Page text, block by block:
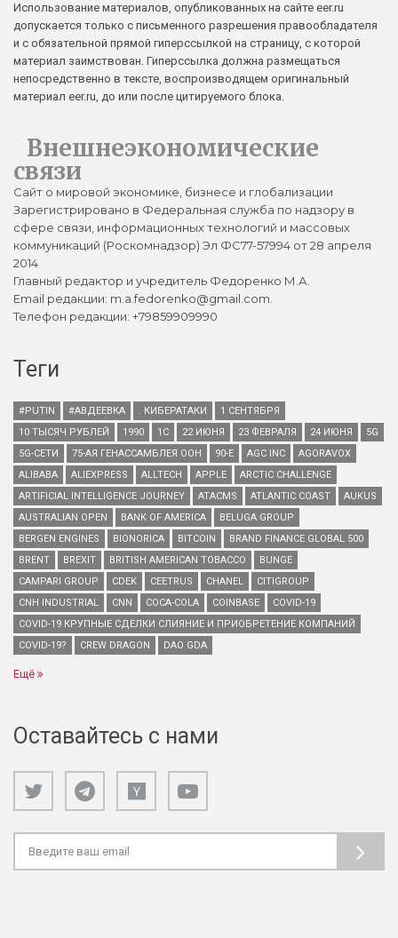
Использование материалов, опубликованных на сайте eer.ru
допускается только с письменного разрешения правообладателя
и с обязательной прямой гиперссылкой на страницу, с которой
материал заимствован. Гиперссылка должна размещаться
непосредственно в тексте, воспроизводящем оригинальный
материал eer.ru, до или после цитируемого блока.
Внешнеэкономические
связи
Сайт о мировой экономике, бизнесе и глобализации
Зарегистрировано в Федеральная служба по надзору в
сфере связи, информационных технологий и массовых
коммуникаций (Роскомнадзор) Эл ФС77-57994 от 28 апреля
2014
Главный редактор и учредитель Федоренко М.А.
Email редакции: m.a.fedorenko@gmail.com.
Телефон редакции: +79859909990
Теги
#PUTIN #АВДЕЕВКА . КИБЕРАТАКИ
1 СЕНТЯБРЯ
10 ТЫСЯЧ РУБЛЕЙ
1990 1С 22 ИЮНЯ 23 ФЕВРАЛЯ 24 ИЮНЯ
5G
5G-СЕТИ
75-АЯ ГЕНАССАМБЛЕЯ ООН 90-Е AGC INC
AGORAVOX
ALIBABA
ALIEXPRESS ALLTECH APPLE
ARCTIC CHALLENGE
ARTIFICIAL INTELLIGENCE JOURNEY
ATACMS ATLANTIC COAST
AUKUS
AUSTRALIAN OPEN
BANK OF AMERICA
BELUGA GROUP
BERGEN ENGINES
BIONORICA BITCOIN
BRAND FINANCE GLOBAL 500
BRENT
BREXIT BRITISH AMERICAN TOBACCO
BUNGE
CAMPARI GROUP
CDEK CEETRUS CHANEL
CITIGROUP
CNH INDUSTRIAL
CNN COCA-COLA COINBASE
COVID-19
COVID-19 КРУПНЫЕ СДЕЛКИ СЛИЯНИЕ И ПРИОБРЕТЕНИЕ КОМПАНИЙ
COVID-19?
CREW DRAGON DAO GDA
Ещё
Оставайтесь с нами